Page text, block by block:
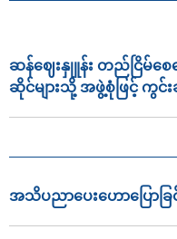
ဆန်ဈေးနှုူန်း တည်ငြိမ်စေ
ဆိုင်များသို့ အဖွဲ့စုံဖြင့် ကွင်
အသိပညာ‌ပေး‌ဟောပြောခြ